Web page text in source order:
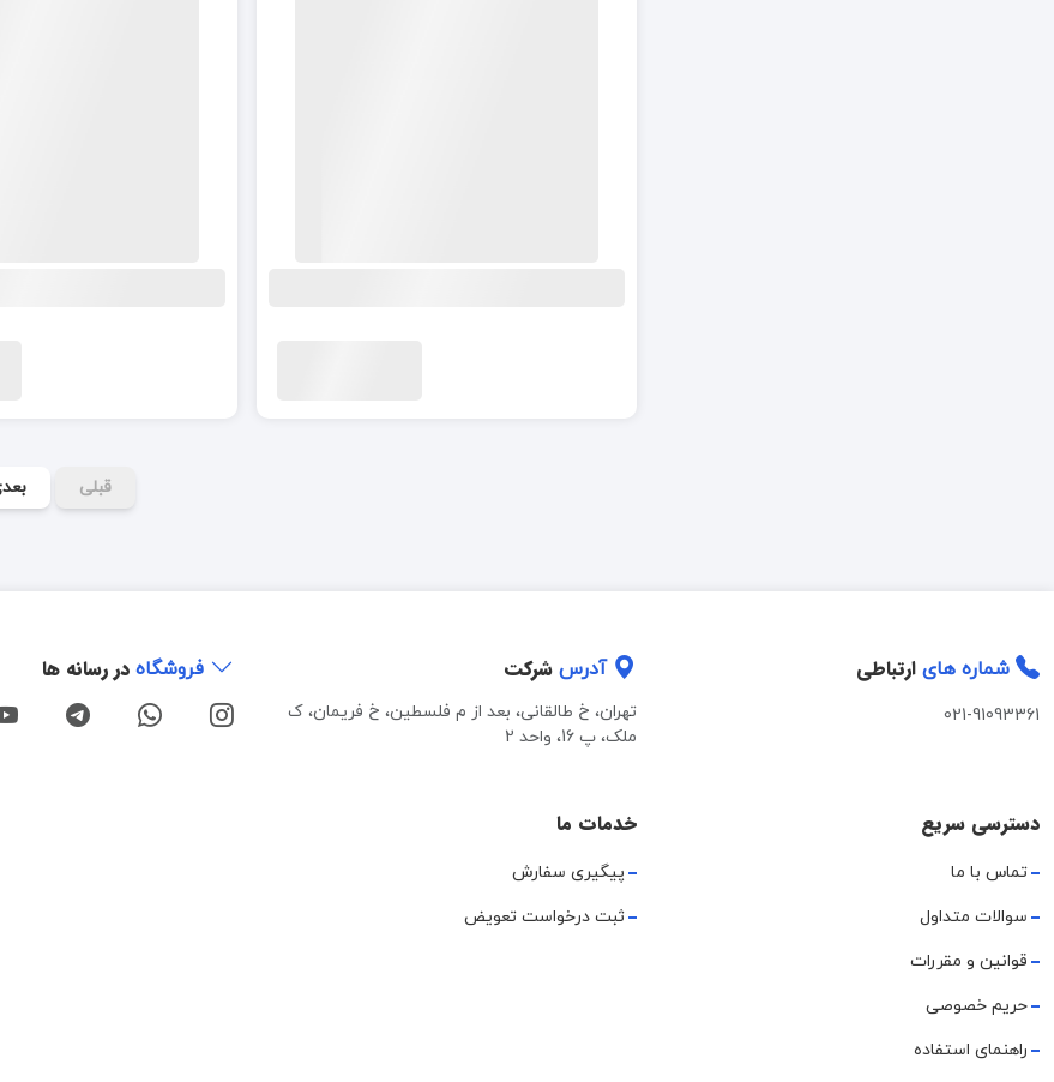
قبلی
شماره های ارتباطی
021-91093361
آدرس شرکت
تهران، خ طالقانی، بعد از م فلسطین، خ فریمان، ک
ملک، پ 16، واحد 2
فروشگاه در رسانه ها
دسترسی سریع
تماس با ما
سوالات متداول
قوانین و مقررات
حریم خصوصی
راهنمای استفاده
خدمات ما
پیگیری سفارش
ثبت درخواست تعویض